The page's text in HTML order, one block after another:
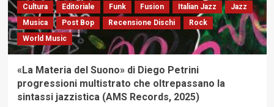
«Charlie
Parker.
Il
Musicista
Perfetto»
Cultura Editoriale Funk Fusion Italian Jazz
Jazz
Musica
Post Bop Recensione Dischi
Rock
World Music
«La Materia del Suono» di Diego Petrini
progressioni multistrato che oltrepassano la
sintassi jazzistica (AMS Records, 2025)